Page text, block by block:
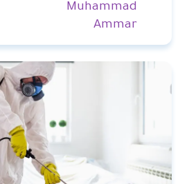
Muhammad
Ammar